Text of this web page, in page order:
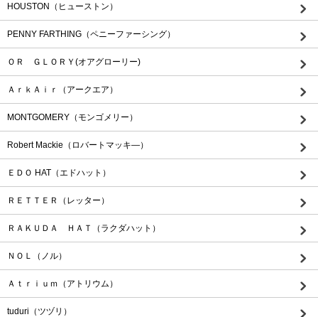
HOUSTON（ヒューストン）
PENNY FARTHING（ペニーファーシング）
ＯＲ ＧＬＯＲＹ(オアグローリー)
ＡｒｋＡｉｒ（アークエア）
MONTGOMERY（モンゴメリー）
Robert Mackie（ロバートマッキ―）
ＥＤＯ HAT（エドハット）
ＲＥＴＴＥＲ（レッター）
ＲＡＫＵＤＡ ＨＡＴ（ラクダハット）
ＮＯＬ（ノル）
Ａｔｒｉｕｍ（アトリウム）
tuduri（ツヅリ）